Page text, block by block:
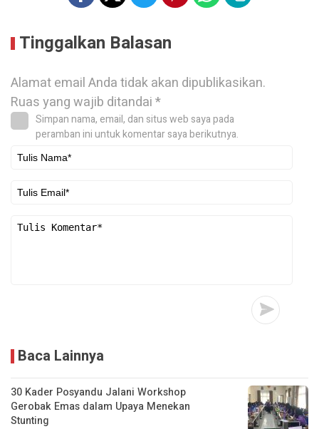
Tinggalkan Balasan
Alamat email Anda tidak akan dipublikasikan.
Ruas yang wajib ditandai*
Simpan nama, email, dan situs web saya pada
peramban ini untuk komentar saya berikutnya.
Baca Lainnya
30 Kader Posyandu Jalani Workshop
Gerobak Emas dalam Upaya Menekan
Stunting